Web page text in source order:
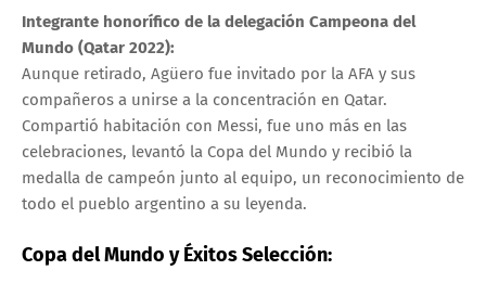
Integrante honorífico de la delegación Campeona del
Mundo (Qatar 2022):
Aunque retirado, Agüero fue invitado por la AFA y sus
compañeros a unirse a la concentración en Qatar.
Compartió habitación con Messi, fue uno más en las
celebraciones, levantó la Copa del Mundo y recibió la
medalla de campeón junto al equipo, un reconocimiento de
todo el pueblo argentino a su leyenda.
Copa del Mundo y Éxitos Selección: